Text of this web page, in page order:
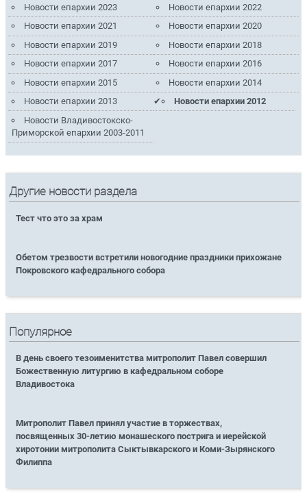
Новости епархии 2023
Новости епархии 2022
Новости епархии 2021
Новости епархии 2020
Новости епархии 2019
Новости епархии 2018
Новости епархии 2017
Новости епархии 2016
Новости епархии 2015
Новости епархии 2014
Новости епархии 2013
Новости епархии 2012
Новости Владивостокско-
Приморской епархии 2003-2011
Другие новости раздела
Тест что это за храм
Обетом трезвости встретили новогодние праздники прихожане
Покровского кафедрального собора
Популярное
В день своего тезоименитства митрополит Павел совершил
Божественную литургию в кафедральном соборе
Владивостока
Митрополит Павел принял участие в торжествах,
посвященных 30-летию монашеского пострига и иерейской
хиротонии митрополита Сыктывкарского и Коми-Зырянского
Филиппа